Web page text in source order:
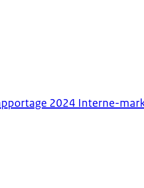
2024 Interne-